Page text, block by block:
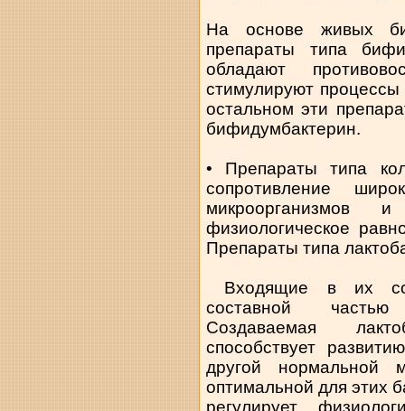
На основе живых
препараты типа
обладают
стимулируют
остальном эти
бифидумбактерин.
• Препараты типа
сопротивление
физиологическое
Препараты типа
Входящие в их
составной
Создаваемая
способствует
другой нормальной
оптимальной для этих
регулирует